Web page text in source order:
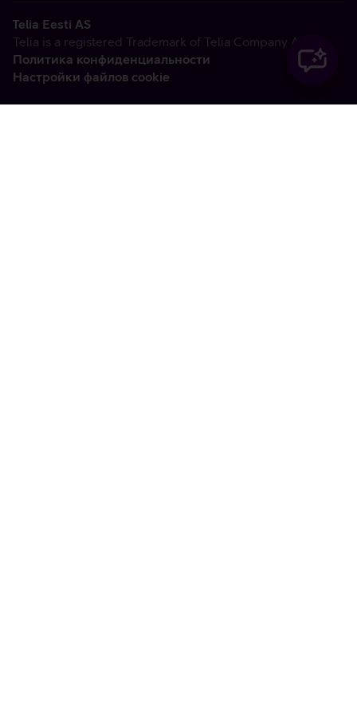
Telia Eesti AS
Telia is a registered Trademark of Telia Company AB
Политика конфиденциальности
Настройки файлов cookie